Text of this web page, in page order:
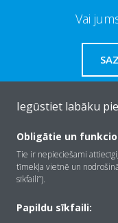
Vai
Par Daikin
Iegūstiet labāku
Obligātie un
Tie ir nepieciešami
tīmekļa vietnē un
sīkfaili”).
Papildu sīkfaili: